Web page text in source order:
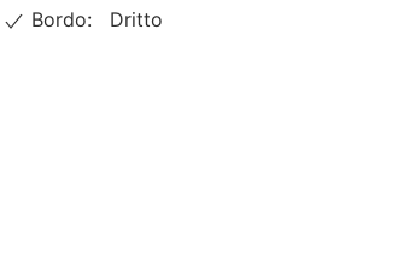
Bordo: Dritto